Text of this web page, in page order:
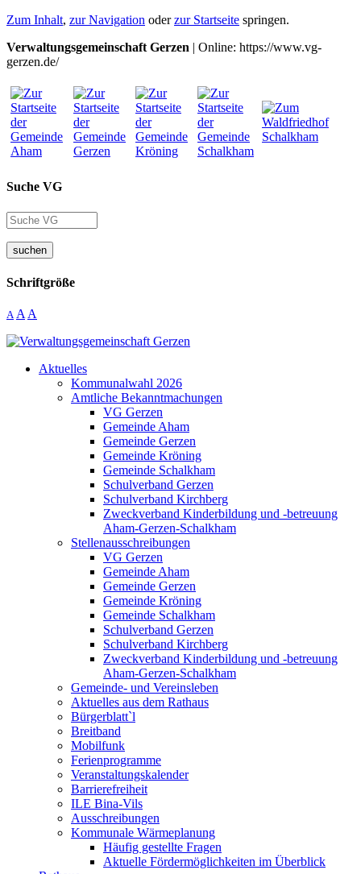
Zum Inhalt, zur Navigation oderzur Startseite springen.
Verwaltungsgemeinschaft Gerzen | Online: https://www.vg-
gerzen.de/
Suche VG
suchen
Schriftgröße
A A A
Aktuelles
Kommunalwahl 2026
Amtliche Bekanntmachungen
VG Gerzen
Gemeinde Aham
Gemeinde Gerzen
Gemeinde Kröning
Gemeinde Schalkham
Schulverband Gerzen
Schulverband Kirchberg
Zweckverband Kinderbildung und -betreuung
Aham-Gerzen-Schalkham
Stellenausschreibungen
VG Gerzen
Gemeinde Aham
Gemeinde Gerzen
Gemeinde Kröning
Gemeinde Schalkham
Schulverband Gerzen
Schulverband Kirchberg
Zweckverband Kinderbildung und -betreuung
Aham-Gerzen-Schalkham
Gemeinde- und Vereinsleben
Aktuelles aus dem Rathaus
Bürgerblatt`l
Breitband
Mobilfunk
Ferienprogramme
Veranstaltungskalender
Barrierefreiheit
ILE Bina-Vils
Ausschreibungen
Kommunale Wärmeplanung
Häufig gestellte Fragen
Aktuelle Fördermöglichkeiten im Überblick